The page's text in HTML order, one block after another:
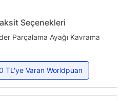
Seçenekleri
Parçalama Ayağı Kavrama
TL'ye Varan Worldpuan